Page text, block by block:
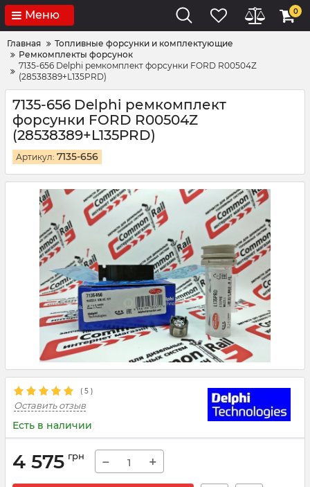
Меню 0
Главная
Топливные форсунки и комплектующие
Ремкомплекты форсунок
7135-656 Delphi ремкомплект форсунки FORD R00504Z
(28538389+L135PRD)
7135-656 Delphi ремкомплект
форсунки FORD R00504Z
(28538389+L135PRD)
Артикул: 7135-656
( 5 )
Оставить отзыв
Есть в наличии
4 575 грн − +